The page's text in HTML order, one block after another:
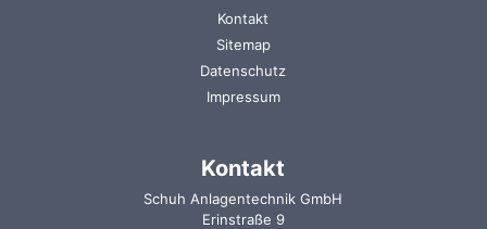
Navigation
Kontakt
Sitemap
Datenschutz
Impressum
Kontakt
Schuh Anlagentechnik GmbH
Erinstraße 9